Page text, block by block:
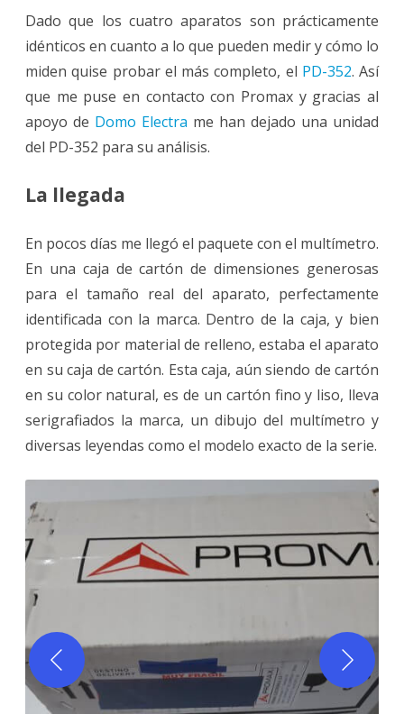
Dado que los cuatro aparatos son prácticamente
idénticos en cuanto a lo que pueden medir y cómo lo
miden quise probar el más completo, el PD-352. Así
que me puse en contacto con Promax y gracias al
apoyo de Domo Electra me han dejado una unidad
del PD-352 para su análisis.
La llegada
En pocos días me llegó el paquete con el multímetro.
En una caja de cartón de dimensiones generosas
para el tamaño real del aparato, perfectamente
identificada con la marca. Dentro de la caja, y bien
protegida por material de relleno, estaba el aparato
en su caja de cartón. Esta caja, aún siendo de cartón
en su color natural, es de un cartón fino y liso, lleva
serigrafiados la marca, un dibujo del multímetro y
diversas leyendas como el modelo exacto de la serie.